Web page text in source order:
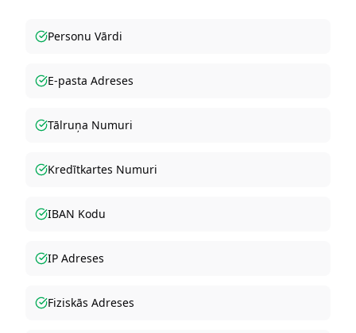
Personu Vārdi
E-pasta Adreses
Tālruņa Numuri
Kredītkartes Numuri
IBAN Kodu
IP Adreses
Fiziskās Adreses